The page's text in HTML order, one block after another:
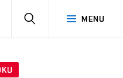
MENU